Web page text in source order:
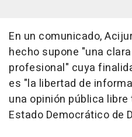
En un comunicado,
hecho supone "una
profesional" cuya
es "la libertad de
una opinión pública
Estado Democrático de